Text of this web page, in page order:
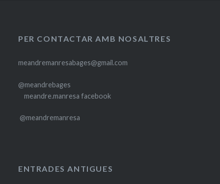
PER CONTACTAR AMB NOSALTRES
meandremanresabages@gmail.com
@meandrebages
meandre.manresa facebook
@meandremanresa
ENTRADES ANTIGUES